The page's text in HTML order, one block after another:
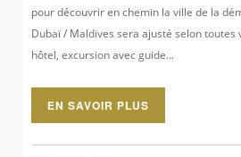
pour découvrir en chemin la ville de la
Dubaï / Maldives sera ajusté selon toutes
hôtel, excursion avec guide...
EN SAVOIR PLUS